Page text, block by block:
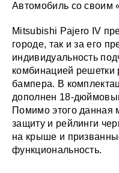
Автомобиль со своим
Mitsubishi Pajero IV
городе, так и за его
индивидуальность
комбинацией решетки
бампера. В
дополнен 18-
Помимо этого данная
защиту и рейлинги
на крыше и
функциональность.